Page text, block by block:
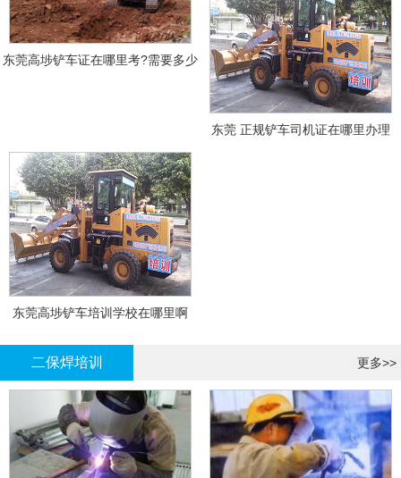
东莞高埗铲车证在哪里考?需要多少
东莞 正规铲车司机证在哪里办理
东莞高埗铲车培训学校在哪里啊
二保焊培训 更多>>